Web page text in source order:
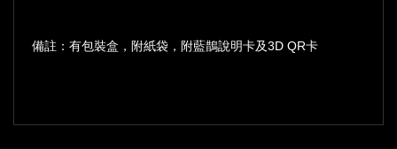
備註：有包裝盒，附紙袋，附藍鵲說明卡及3D QR卡